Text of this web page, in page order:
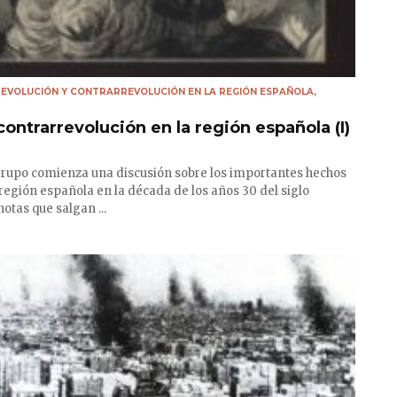
Y CONTRARREVOLUCIÓN EN LA REGIÓN ESPAÑOLA,
en la región española (I)
comienza una discusión sobre los importantes hechos
española en la década de los años 30 del siglo
que salgan ...